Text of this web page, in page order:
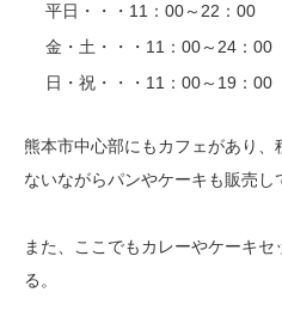
平日・・・11：00～22：00
金・土・・・11：00～24：00
日・祝・・・11：00～19：00
熊本市中心部にもカフェがあり
ないながらパンやケーキも販売し
また、ここでもカレーやケーキ
る。